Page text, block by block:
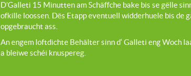
D’Galleti 15 Minutten am Schäffche bake bis se gëlle
ofkille loossen. Dës Etapp eventuell widderhuele bis de
opgebraucht ass.
An engem loftdichte Behälter sinn d‘ Galleti eng Woch
a bleiwe schéi knuspereg.